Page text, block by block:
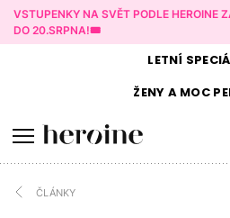
VSTUPENKY NA SVĚT PODLE HEROINE
DO 20.SRPNA!🎟️
LETNÍ
ŽENY AMOC
ČLÁNKY